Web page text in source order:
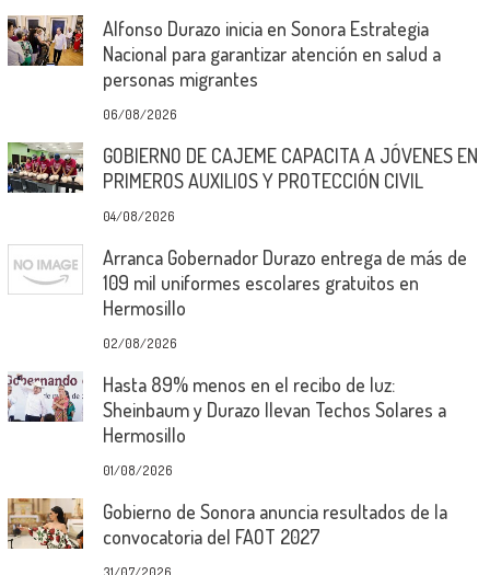
Alfonso Durazo inicia en Sonora Estrategia
Nacional para garantizar atención en salud a
personas migrantes
06/08/2026
GOBIERNO DE CAJEME CAPACITA A JÓVENES EN
PRIMEROS AUXILIOS Y PROTECCIÓN CIVIL
04/08/2026
Arranca Gobernador Durazo entrega de más de
109 mil uniformes escolares gratuitos en
Hermosillo
02/08/2026
Hasta 89% menos en el recibo de luz:
Sheinbaum y Durazo llevan Techos Solares a
Hermosillo
01/08/2026
Gobierno de Sonora anuncia resultados de la
convocatoria del FAOT 2027